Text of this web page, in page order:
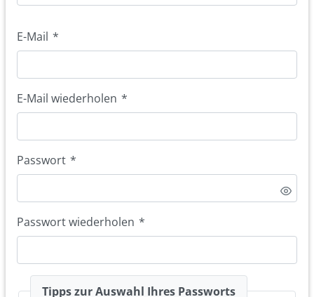
E-Mail *
E-Mail wiederholen *
Passwort *
Passwort wiederholen *
Tipps zur Auswahl Ihres Passworts